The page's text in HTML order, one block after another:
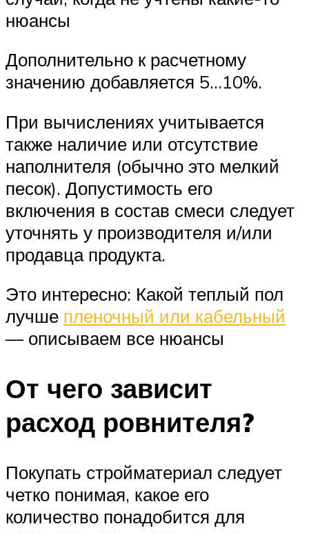
нюансы
Дополнительно к расчетному
значению добавляется 5…10%.
При вычислениях учитывается
также наличие или отсутствие
наполнителя (обычно это мелкий
песок). Допустимость его
включения в состав смеси следует
уточнять у производителя и/или
продавца продукта.
Это интересно: Какой теплый пол
лучше пленочный или кабельный
— описываем все нюансы
От чего зависит
расход ровнителя?
Покупать стройматериал следует
четко понимая, какое его
количество понадобится для